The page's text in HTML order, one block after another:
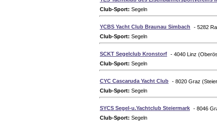
Club-Sport: Segeln
YCBS Yacht Club Braunau Simbach
- 5282
Club-Sport: Segeln
SCKT Segelclub Kronstorf - 4040 Linz
Club-Sport: Segeln
CYC Cascaruda Yacht Club - 8020 Graz
Club-Sport: Segeln
SYCS Segel-u.Yachtclub Steiermark - 8046
Club-Sport: Segeln